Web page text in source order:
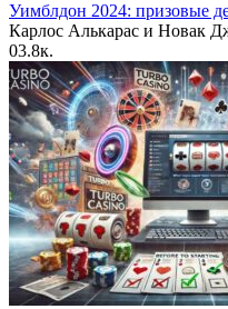
Уимблдон 2024: призовые
Карлос Алькарас и Новак
03.8к.